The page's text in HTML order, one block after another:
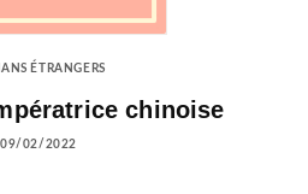
ÉTRANGERS
chinoise
09/02/2022